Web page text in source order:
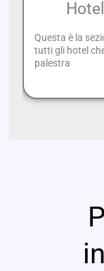
Questa è la
tutti gli hotel
palestra